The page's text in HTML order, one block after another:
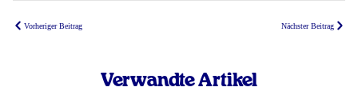
Vorheriger Beitrag Nächster Beitrag
Verwandte Artikel